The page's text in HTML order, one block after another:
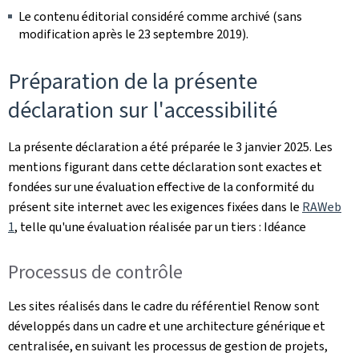
Le contenu éditorial considéré comme archivé (sans
modification après le 23 septembre 2019).
Préparation de la présente
déclaration sur l'accessibilité
La présente déclaration a été préparée le3 janvier 2025. Les
mentions figurant dans cette déclaration sont exactes et
fondées sur une évaluation effective de la conformité du
présent site internet avec les exigences fixées dans le RAWeb
1, telle qu'une évaluation réalisée par un tiers : Idéance
Processus de contrôle
Les sites réalisés dans le cadre du référentiel Renow sont
développés dans un cadre et une architecture générique et
centralisée, en suivant les processus de gestion de projets,